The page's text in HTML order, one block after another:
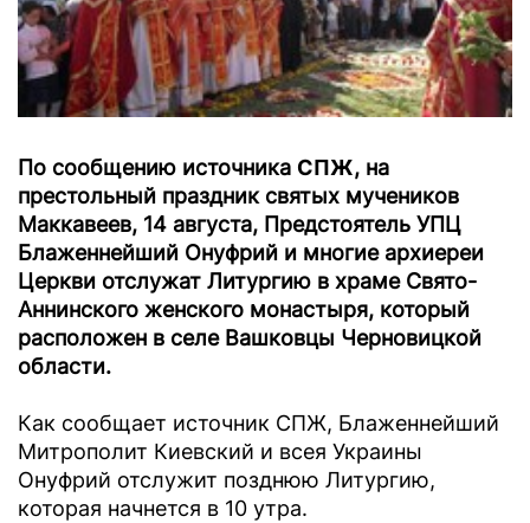
По сообщению источника СПЖ, на
престольный праздник святых мучеников
Маккавеев, 14 августа, Предстоятель УПЦ
Блаженнейший Онуфрий и многие архиереи
Церкви отслужат Литургию в храме Свято-
Аннинского женского монастыря, который
расположен в селе Вашковцы Черновицкой
области.
Как сообщает источник СПЖ, Блаженнейший
Митрополит Киевский и всея Украины
Онуфрий отслужит позднюю Литургию,
которая начнется в 10 утра.